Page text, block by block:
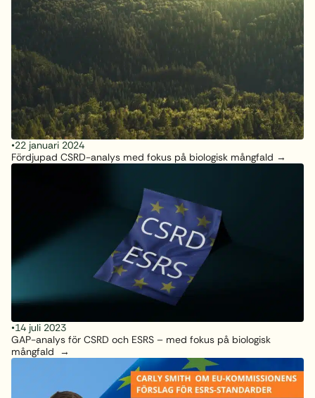
•22 januari 2024
Fördjupad CSRD-analys med fokus på biologisk mångfald
•14 juli 2023
GAP-analys för CSRD och ESRS – med fokus på biologisk
mångfald